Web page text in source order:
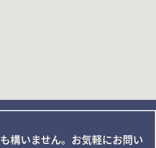
構いません。 お気軽にお問い